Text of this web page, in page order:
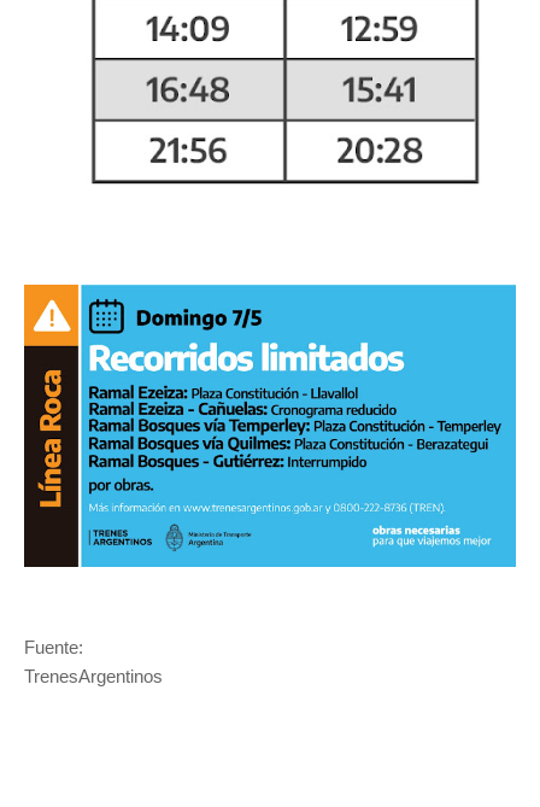
Fuente:
TrenesArgentinos